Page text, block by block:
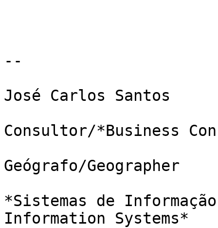
--
José Carlos Santos
Consultor/*Business
Geógrafo/Geographer
*Sistemas de
Information Systems*